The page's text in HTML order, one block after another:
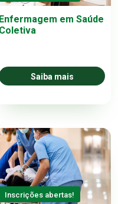
Enfermagem em Saúde
Coletiva
Saiba mais
Inscrições abertas!